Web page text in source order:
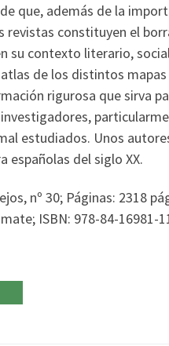
que, además de la
revistas constituyen el
su contexto literario,
de los distintos
rigurosa que sirva
estudiados. Unos
españolas del siglo XX.
nº 30; Páginas: 2318
ISBN: 978-84-16981-